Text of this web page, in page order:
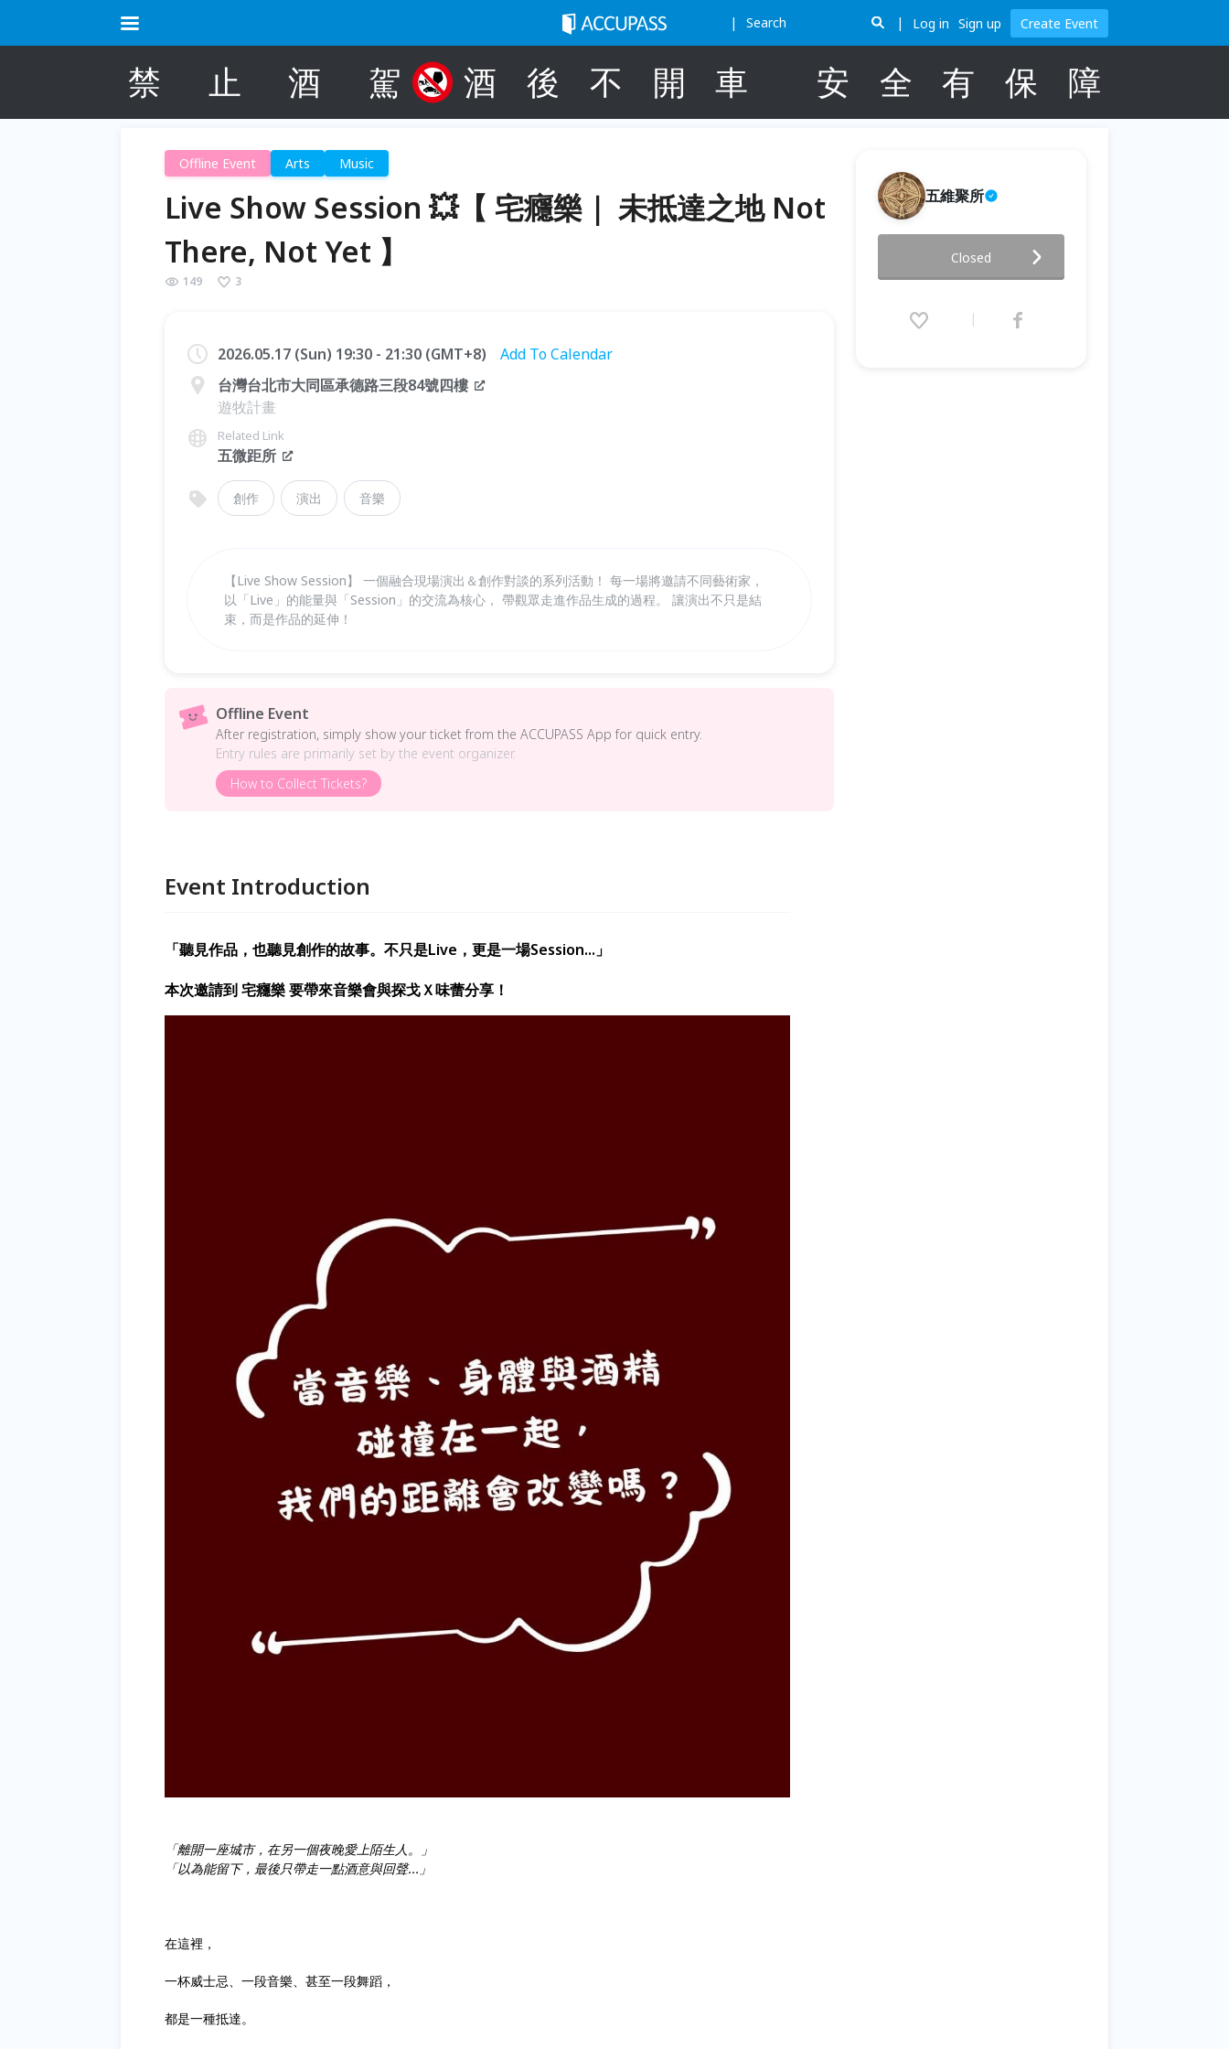
Search Log in Sign up Create Event
禁 止 酒 駕 酒 後 不 開 車 安 全 有 保 障
Offline Event Arts Music
Live Show Session 💥【 宅癮樂｜ 未抵達之地 Not
There, Not Yet 】
149 3
2026.05.17 (Sun) 19:30 - 21:30 (GMT+8)
Add To Calendar
台灣台北市大同區承德路三段84號四樓
遊牧計畫
Related Link
五微距所
創作 演出 音樂
【Live Show Session】 一個融合現場演出＆創作對談的系列活動！ 每一場將邀請不同藝術家，
以「Live」的能量與「Session」的交流為核心， 帶觀眾走進作品生成的過程。 讓演出不只是結
束，而是作品的延伸！
Offline Event
After registration, simply show your ticket from the ACCUPASS App for quick entry.
Entry rules are primarily set by the event organizer.
How to Collect Tickets?
Event Introduction
「聽見作品，也聽見創作的故事。不只是Live，更是一場Session...」
本次邀請到 宅癮樂 要帶來音樂會與探戈Ｘ味蕾分享！
「離開一座城市，在另一個夜晚愛上陌生人。」
「以為能留下，最後只帶走一點酒意與回聲...」
在這裡，
一杯威士忌、一段音樂、甚至一段舞蹈，
都是一種抵達。
五維聚所
樂｜ 未抵達之地 Not There,
Not Yet 】
(GMT+8)
Closed